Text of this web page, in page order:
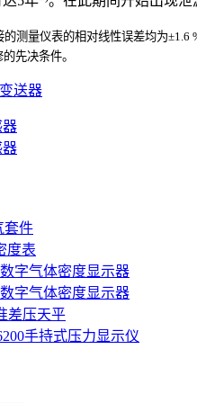
测量仪表的相对线性误差均为±1.6
先决条件。
送器
器
器
套件
度表
字气体密度显示器
字气体密度显示器
差压天平
手持式压力显示仪